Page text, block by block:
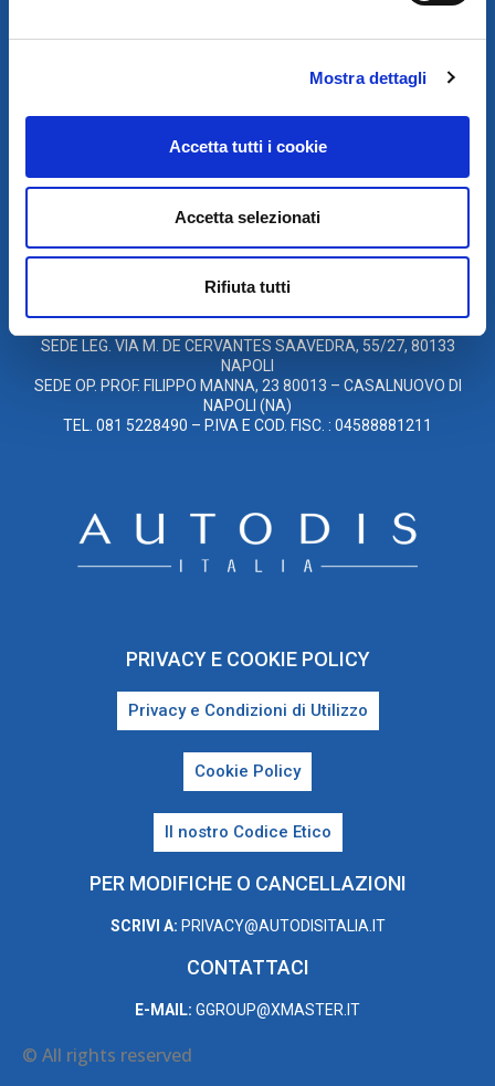
Mostra dettagli
Accetta tutti i cookie
Accetta selezionati
Rifiuta tutti
SCARICA IL PROGRAMMA
DI TELEASSISTENZA
XMASTERÈ UN MARCHIO DI AUTODIS ITALIA HOLDING
GLOBAL SERVICE CAR S.R.L.
SEDE LEG. VIA M. DE CERVANTES SAAVEDRA, 55/27, 80133
NAPOLI
SEDE OP. PROF. FILIPPO MANNA, 23 80013 – CASALNUOVO DI
NAPOLI (NA)
TEL. 081 5228490 – P.IVA E COD. FISC. : 04588881211
PRIVACY E COOKIE POLICY
Privacy e Condizioni di Utilizzo
Cookie Policy
Il nostro Codice Etico
PER MODIFICHE O CANCELLAZIONI
SCRIVI A: PRIVACY@AUTODISITALIA.IT
CONTATTACI
E-MAIL: GGROUP@XMASTER.IT
© All rights reserved